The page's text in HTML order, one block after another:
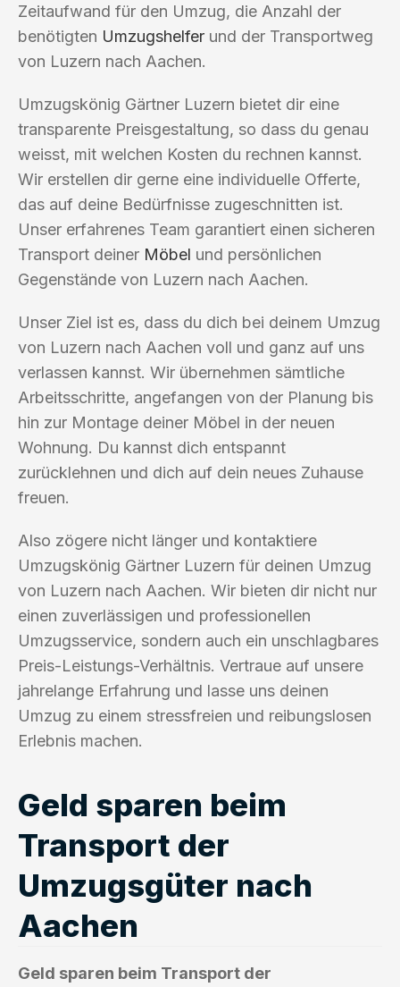
Zeitaufwand für den Umzug, die Anzahl der
benötigten Umzugshelfer und der Transportweg
von Luzern nach Aachen.
Umzugskönig Gärtner Luzern bietet dir eine
transparente Preisgestaltung, so dass du genau
weisst, mit welchen Kosten du rechnen kannst.
Wir erstellen dir gerne eine individuelle Offerte,
das auf deine Bedürfnisse zugeschnitten ist.
Unser erfahrenes Team garantiert einen sicheren
Transport deiner Möbel und persönlichen
Gegenstände von Luzern nach Aachen.
Unser Ziel ist es, dass du dich bei deinem Umzug
von Luzern nach Aachen voll und ganz auf uns
verlassen kannst. Wir übernehmen sämtliche
Arbeitsschritte, angefangen von der Planung bis
hin zur Montage deiner Möbel in der neuen
Wohnung. Du kannst dich entspannt
zurücklehnen und dich auf dein neues Zuhause
freuen.
Also zögere nicht länger und kontaktiere
Umzugskönig Gärtner Luzern für deinen Umzug
von Luzern nach Aachen. Wir bieten dir nicht nur
einen zuverlässigen und professionellen
Umzugsservice, sondern auch ein unschlagbares
Preis-Leistungs-Verhältnis. Vertraue auf unsere
jahrelange Erfahrung und lasse uns deinen
Umzug zu einem stressfreien und reibungslosen
Erlebnis machen.
Geld sparen beim
Transport der
Umzugsgüter nach
Aachen
Geld sparen beim Transport der